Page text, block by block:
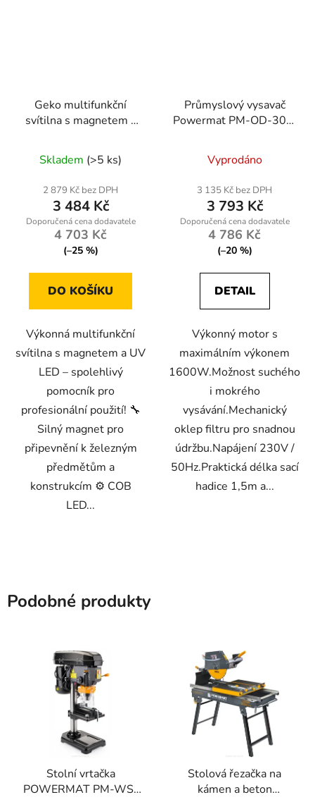
Geko multifunkční
svítilna s magnetem a
lm 2000 mAh IP54 -
profesionální osvětlení
pro dílnu
Skladem (>5 ks)
2 879 Kč bez DPH
3 484 Kč
4 703 Kč
(–25 %)
DO KOŠÍKU
Výkonná multifunkční
svítilna s magnetem a UV
LED – spolehlivý
pomocník pro
profesionální použití! 🔧
Silný magnet pro
připevnění k železným
předmětům a
konstrukcím ⚙️ COB
LED...
Průmyslový vysavač
Powermat PM-OD-30M
suché/mokré s
mechanickým oklepem
Vyprodáno
3 135 Kč bez DPH
3 793 Kč
4 786 Kč
(–20 %)
DETAIL
Výkonný motor s
maximálním výkonem
1600W.Možnost suchého
i mokrého
vysávání.Mechanický
oklep filtru pro snadnou
údržbu.Napájení 230V /
50Hz.Praktická délka sací
hadice 1,5m a...
Podobné produkty
Stolní vrtačka
POWERMAT PM-WS-
Stolová řezačka na
kámen a beton